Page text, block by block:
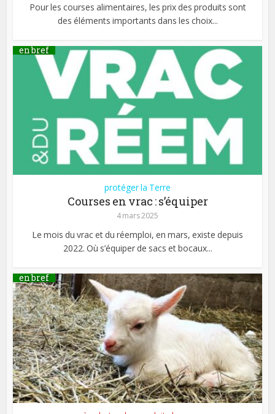
Pour les courses alimentaires, les prix des produits sont
des éléments importants dans les choix...
en bref
protéger la Terre
Courses en vrac : s’équiper
4 mars 2025
Le mois du vrac et du réemploi, en mars, existe depuis
2022. Où s’équiper de sacs et bocaux...
en bref